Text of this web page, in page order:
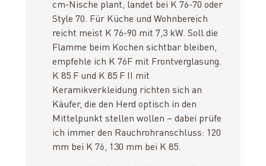
cm-Nische plant, landet bei K 76-70 oder
Style 70. Für Küche und Wohnbereich
reicht meist K 76-90 mit 7,3 kW. Soll die
Flamme beim Kochen sichtbar bleiben,
empfehle ich K 76F mit Frontverglasung.
K 85 F und K 85 F II mit
Keramikverkleidung richten sich an
Käufer, die den Herd optisch in den
Mittelpunkt stellen wollen – dabei prüfe
ich immer den Rauchrohranschluss: 120
mm bei K 76, 130 mm bei K 85.